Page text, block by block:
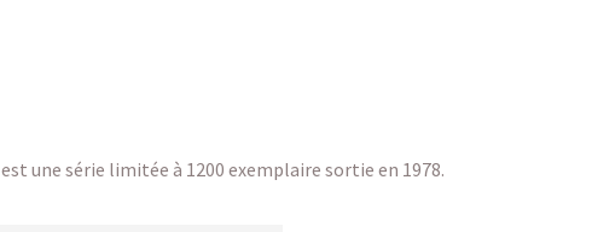
est une série limitée à 1200 exemplaire sortie en 1978.